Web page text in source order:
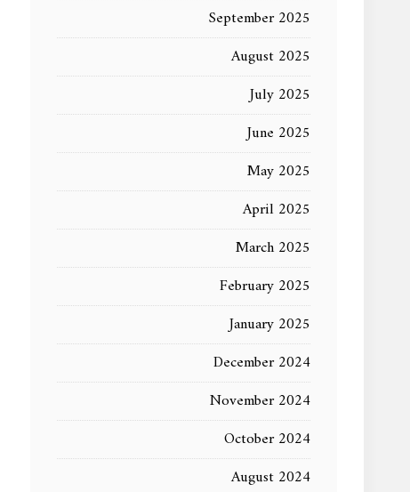
September 2025
August 2025
July 2025
June 2025
May 2025
April 2025
March 2025
February 2025
January 2025
December 2024
November 2024
October 2024
August 2024